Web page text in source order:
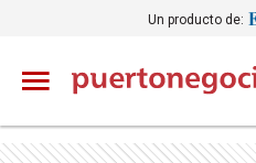
Un producto de: